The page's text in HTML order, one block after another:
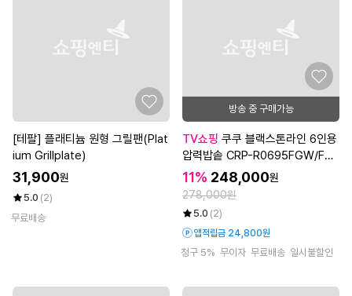
[테팔] 플래티늄 원형 그릴팬(Plat
ium Grillplate)
31,900원
5.0 (2)
무료배송
방송 중 구매가능
TV쇼핑
압력밥솥 CRP-R0695FGW/FG
B[사은품 이중패킹+무선 접이식
선풍기]
11% 248,000원
278,000원
5.0 (2)
앱적립금 24,800원
청구 5% 무이자 무료배송 일시불할인